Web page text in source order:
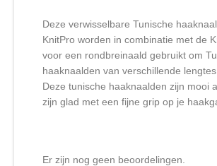
Deze verwisselbare Tunische
KnitPro worden in combinatie met de
voor een rondbreinaald gebruikt om
haaknaalden van verschillende lengtes
Deze tunische haaknaalden zijn mooi
zijn glad met een fijne grip op je
Er zijn nog geen beoordelingen.